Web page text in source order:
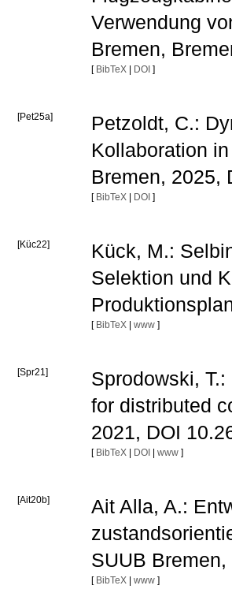
Verwendung
Bremen,
[ BibTeX| DOI ]
[Pet25a]
Petzoldt, C.:
Kollaboration
Bremen, 2025,
[ BibTeX| DOI ]
[Küc22]
Kück, M.:
Selektion und
[ BibTeX| www ]
[Spr21]
Sprodowski,
for distributed
2021, DOI
[ BibTeX| DOI www ]
[Ait20b]
Ait Alla, A.:
SUUB
[ BibTeX| www ]